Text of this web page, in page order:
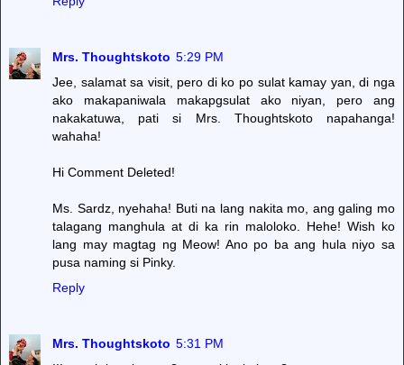
Mrs. Thoughtskoto 5:29 PM
Jee, salamat sa visit, pero di ko po sulat kamay yan, di nga
ako makapaniwala makapgsulat ako niyan, pero ang
nakakatuwa, pati si Mrs. Thoughtskoto napahanga!
wahaha!
Hi Comment Deleted!
Ms. Sardz, nyehaha! Buti na lang nakita mo, ang galing mo
talagang manghula at di ka rin maloloko. Hehe! Wish ko
lang may magtag ng Meow! Ano po ba ang hula niyo sa
pusa naming si Pinky.
Reply
Mrs. Thoughtskoto 5:31 PM